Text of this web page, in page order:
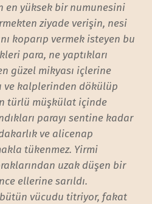
en yüksek bir numunesini
ziyade verişin, nesi
koparıp vermek isteyen bu
para, ne yaptıkları
güzel mikyası içlerine
ve kalplerinden dökülüp
türlü müşkülat içinde
parayı sentine kadar
ve alicenap
tükenmez. Yirmi
uzak düşen bir
ellerine sarıldı.
bütün vücudu titriyor, fakat